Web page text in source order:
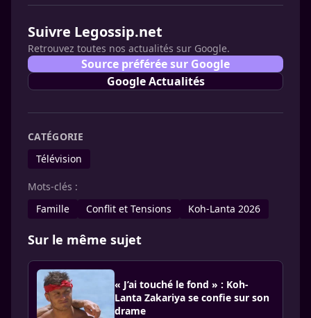
Suivre Legossip.net
Retrouvez toutes nos actualités sur Google.
Source préférée sur Google
Google Actualités
CATÉGORIE
Télévision
Mots-clés :
Famille
Conflit et Tensions Koh-Lanta 2026
Sur le même sujet
« J’ai touché le fond » : Koh-
Lanta Zakariya se confie sur son
drame